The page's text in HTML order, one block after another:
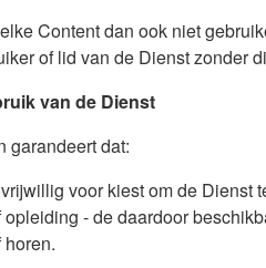
Content dan ook niet
of lid van de Dienst zonder
van de Dienst
garandeert dat:
voor kiest om de Dienst
opleiding - de daardoor
horen.